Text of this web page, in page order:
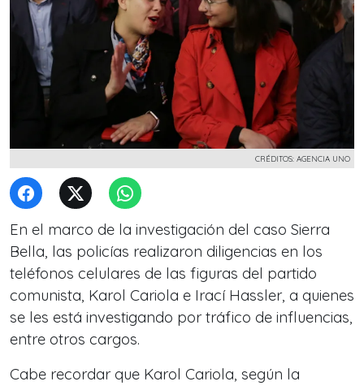
CRÉDITOS: AGENCIA UNO
En el marco de la investigación del caso Sierra
Bella, las policías realizaron diligencias en los
teléfonos celulares de las figuras del partido
comunista, Karol Cariola e Irací Hassler, a quienes
se les está investigando por tráfico de influencias,
entre otros cargos.
Cabe recordar que Karol Cariola, según la